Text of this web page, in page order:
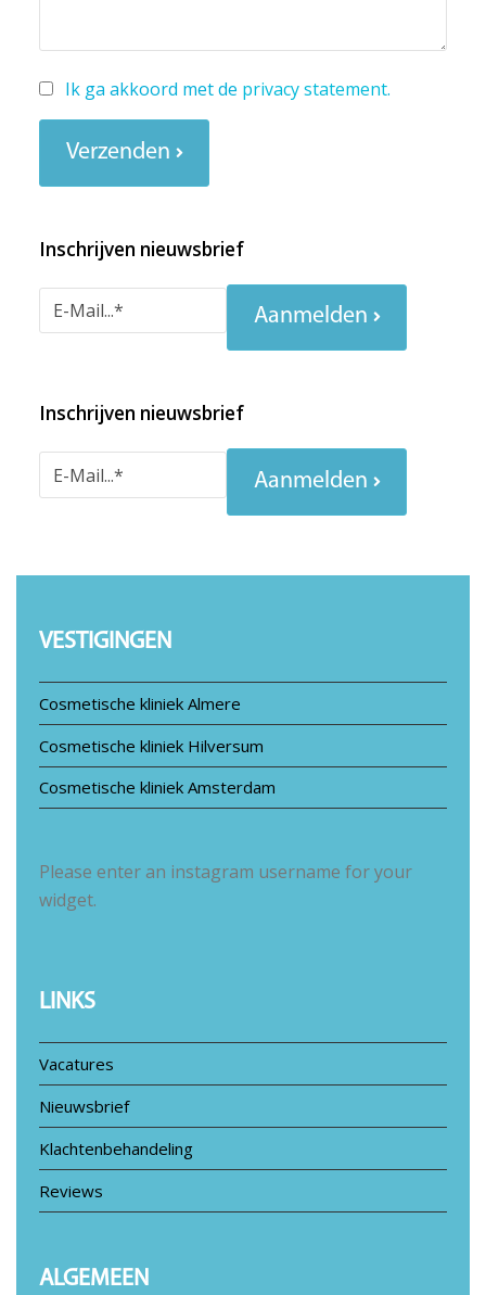
Ik ga akkoord met de privacy statement.
Verzenden
Inschrijven nieuwsbrief
Aanmelden
Inschrijven nieuwsbrief
Aanmelden
VESTIGINGEN
Cosmetische kliniek Almere
Cosmetische kliniek Hilversum
Cosmetische kliniek Amsterdam
Please enter an instagram username for your
widget.
LINKS
Vacatures
Nieuwsbrief
Klachtenbehandeling
Reviews
ALGEMEEN